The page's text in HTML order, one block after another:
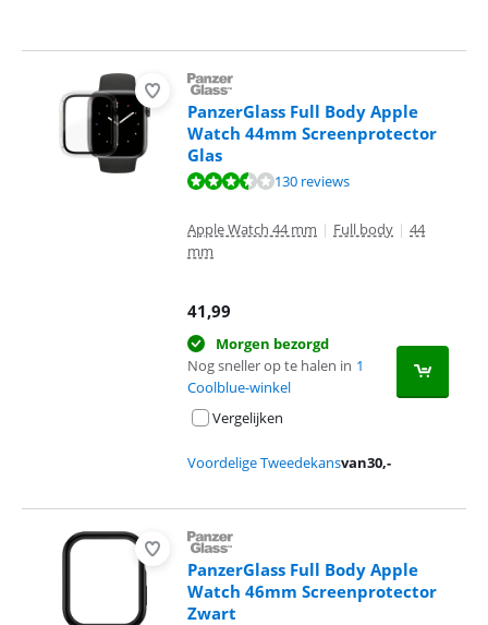
PanzerGlass Full Body Apple
Watch 44mm Screenprotector
Glas
Beoordeling is 6,9 van de 10, gebaseerd op 130 reviews.
130 reviews
Apple Watch 44 mm | Full body | 44
mm
41,99
Morgen bezorgd
Nog sneller op te halen in 1
Coolblue-winkel
Vergelijken
Voordelige Tweedekansvan30,-
PanzerGlass Full Body Apple
Watch 46mm Screenprotector
Zwart